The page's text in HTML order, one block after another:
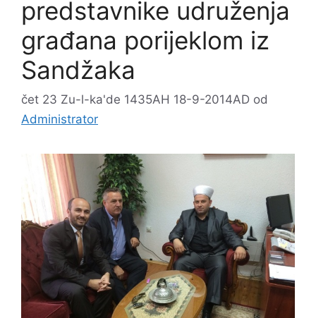
predstavnike udruženja
građana porijeklom iz
Sandžaka
čet 23 Zu-l-ka'de 1435AH 18-9-2014AD od
Administrator